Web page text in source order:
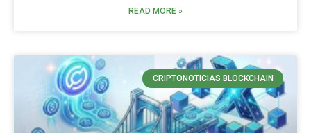
READ MORE »
CRIPTONOTICIAS BLOCKCHAIN